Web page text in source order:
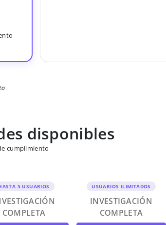
disponibles
cumplimiento
5 USUARIOS
COMPLETA
USUARIOS ILIMITADOS
INVESTIGACIÓN
COMPLETA